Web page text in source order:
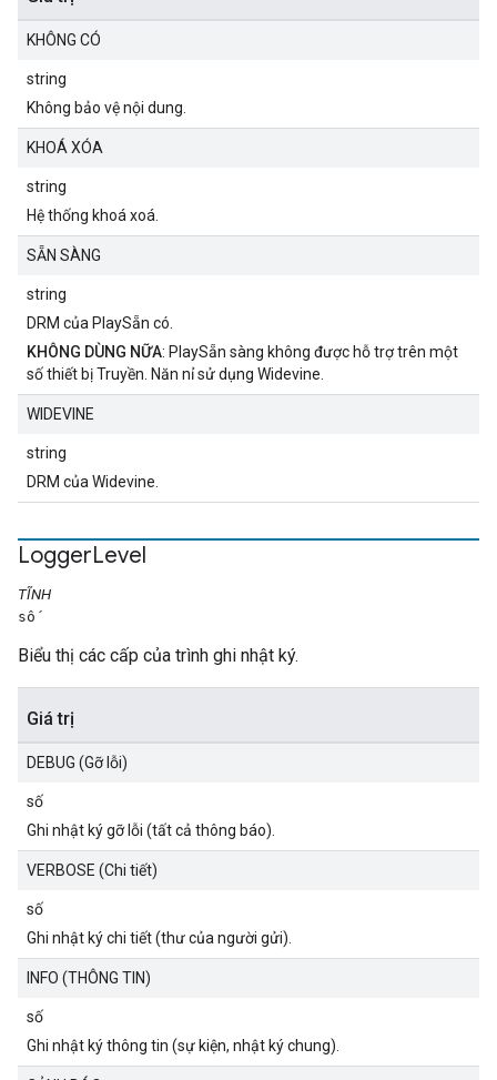
KHÔNG CÓ
string
Không bảo vệ nội dung.
KHOÁ XÓA
string
Hệ thống khoá xoá.
SẴN SÀNG
string
DRM của PlaySẵn có.
KHÔNG DÙNG NỮA: PlaySẵn sàng không được hỗ trợ trên một
số thiết bị Truyền. Năn nỉ sử dụng Widevine.
WIDEVINE
string
DRM của Widevine.
LoggerLevel
TĨNH
số
Biểu thị các cấp của trình ghi nhật ký.
Giá trị
DEBUG (Gỡ lỗi)
số
Ghi nhật ký gỡ lỗi (tất cả thông báo).
VERBOSE (Chi tiết)
số
Ghi nhật ký chi tiết (thư của người gửi).
INFO (THÔNG TIN)
số
Ghi nhật ký thông tin (sự kiện, nhật ký chung).